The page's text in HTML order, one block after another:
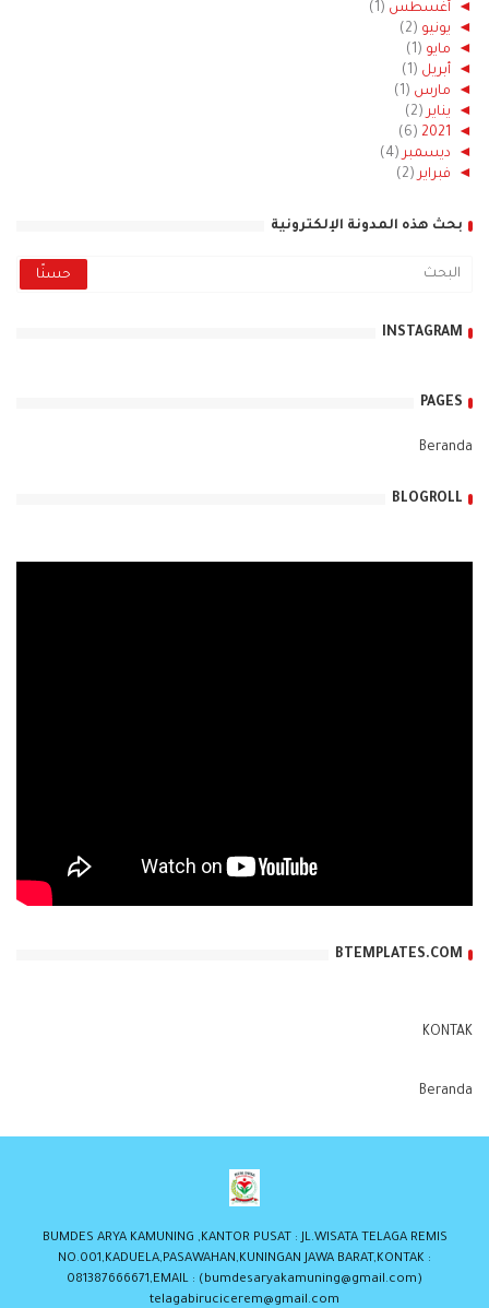
◄ أغسطس (1)
◄ يونيو (2)
◄ مايو (1)
◄ أبريل (1)
◄ مارس (1)
◄ يناير (2)
◄
2021
(6)
◄ ديسمبر (4)
◄ فبراير (2)
بحث هذه المدونة الإلكترونية
INSTAGRAM
PAGES
Beranda
BLOGROLL
BTEMPLATES.COM
KONTAK
Beranda
BUMDES ARYA KAMUNING ,KANTOR PUSAT : JL.WISATA TELAGA REMIS
NO.001,KADUELA,PASAWAHAN,KUNINGAN JAWA BARAT,KONTAK :
081387666671,EMAIL : (bumdesaryakamuning@gmail.com)
telagabirucicerem@gmail.com